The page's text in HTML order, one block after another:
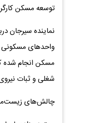
توسعه مسکن
نماینده سیرجان
واحدهای مسکونی
مسکن انجام شده
شغلی و ثبات
چالش‌های